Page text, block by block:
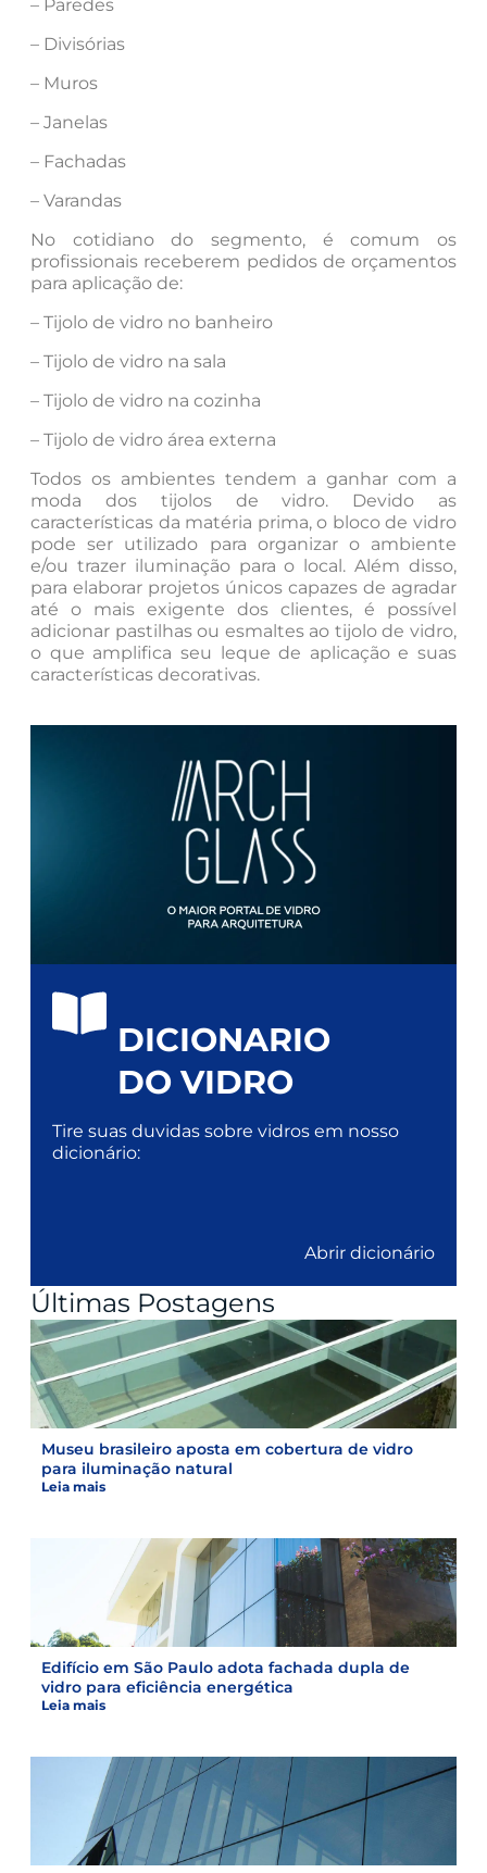
– Paredes
– Divisórias
– Muros
– Janelas
– Fachadas
– Varandas
No cotidiano do segmento, é comum os
profissionais receberem pedidos de orçamentos
para aplicação de:
– Tijolo de vidro no banheiro
– Tijolo de vidro na sala
– Tijolo de vidro na cozinha
– Tijolo de vidro área externa
Todos os ambientes tendem a ganhar com a
moda dos tijolos de vidro. Devido as
características da matéria prima, o bloco de vidro
pode ser utilizado para organizar o ambiente
e/ou trazer iluminação para o local. Além disso,
para elaborar projetos únicos capazes de agradar
até o mais exigente dos clientes, é possível
adicionar pastilhas ou esmaltes ao tijolo de vidro,
o que amplifica seu leque de aplicação e suas
características decorativas.
DICIONARIO
DO VIDRO
Tire suas duvidas sobre vidros em nosso
dicionário:
Abrir dicionário
Últimas Postagens
Museu brasileiro aposta em cobertura de vidro
para iluminação natural
Leia mais
Edifício em São Paulo adota fachada dupla de
vidro para eficiência energética
Leia mais